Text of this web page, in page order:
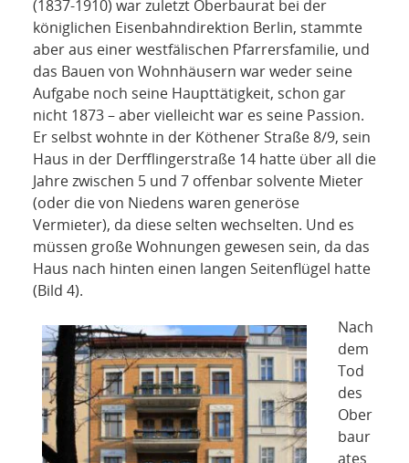
(1837-1910) war zuletzt Oberbaurat bei der
königlichen Eisenbahndirektion Berlin, stammte
aber aus einer westfälischen Pfarrersfamilie, und
das Bauen von Wohnhäusern war weder seine
Aufgabe noch seine Haupttätigkeit, schon gar
nicht 1873 – aber vielleicht war es seine Passion.
Er selbst wohnte in der Köthener Straße 8/9, sein
Haus in der Derfflingerstraße 14 hatte über all die
Jahre zwischen 5 und 7 offenbar solvente Mieter
(oder die von Niedens waren generöse
Vermieter), da diese selten wechselten. Und es
müssen große Wohnungen gewesen sein, da das
Haus nach hinten einen langen Seitenflügel hatte
(Bild 4).
Nach
dem
Tod
des
Ober
baur
ates